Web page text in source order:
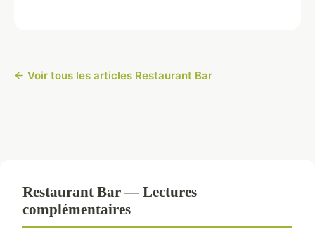
← Voir tous les articles Restaurant Bar
Restaurant Bar — Lectures
complémentaires